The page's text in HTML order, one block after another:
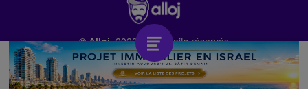
© Alloj.2022 Tous droits réservés